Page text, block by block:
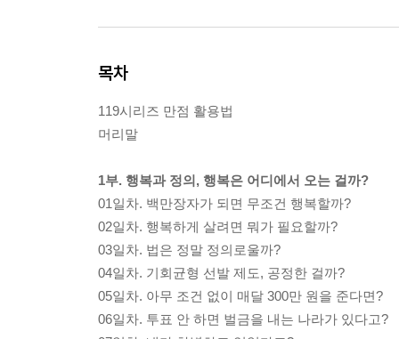
목차
119시리즈 만점 활용법
머리말
1부. 행복과 정의, 행복은 어디에서 오는 걸까?
01일차. 백만장자가 되면 무조건 행복할까?
02일차. 행복하게 살려면 뭐가 필요할까?
03일차. 법은 정말 정의로울까?
04일차. 기회균형 선발 제도, 공정한 걸까?
05일차. 아무 조건 없이 매달 300만 원을 준다면?
06일차. 투표 안 하면 벌금을 내는 나라가 있다고?